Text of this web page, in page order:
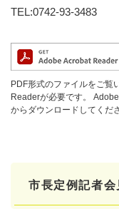
TEL:0742-93-3483
PDF形式のファイルをご覧
Readerが必要です。
からダウンロードしてくだ
市長定例記者会